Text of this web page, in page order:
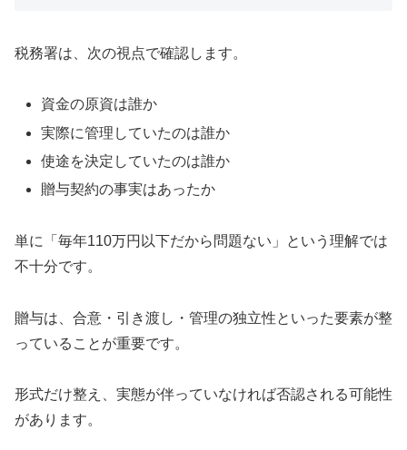
税務署は、次の視点で確認します。
資金の原資は誰か
実際に管理していたのは誰か
使途を決定していたのは誰か
贈与契約の事実はあったか
単に「毎年110万円以下だから問題ない」という理解では
不十分です。
贈与は、合意・引き渡し・管理の独立性といった要素が整
っていることが重要です。
形式だけ整え、実態が伴っていなければ否認される可能性
があります。